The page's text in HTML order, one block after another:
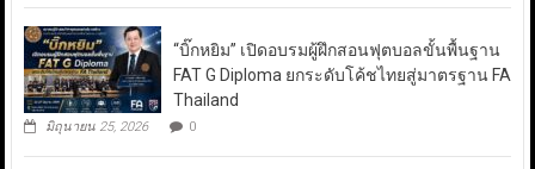
“บิ๊กหยิม” เปิดอบรมผู้ฝึกสอนฟุตบอลขั้นพื้นฐาน
FAT G Diploma ยกระดับโค้ชไทยสู่มาตรฐาน FA
Thailand
มิถุนายน 25, 2026 0